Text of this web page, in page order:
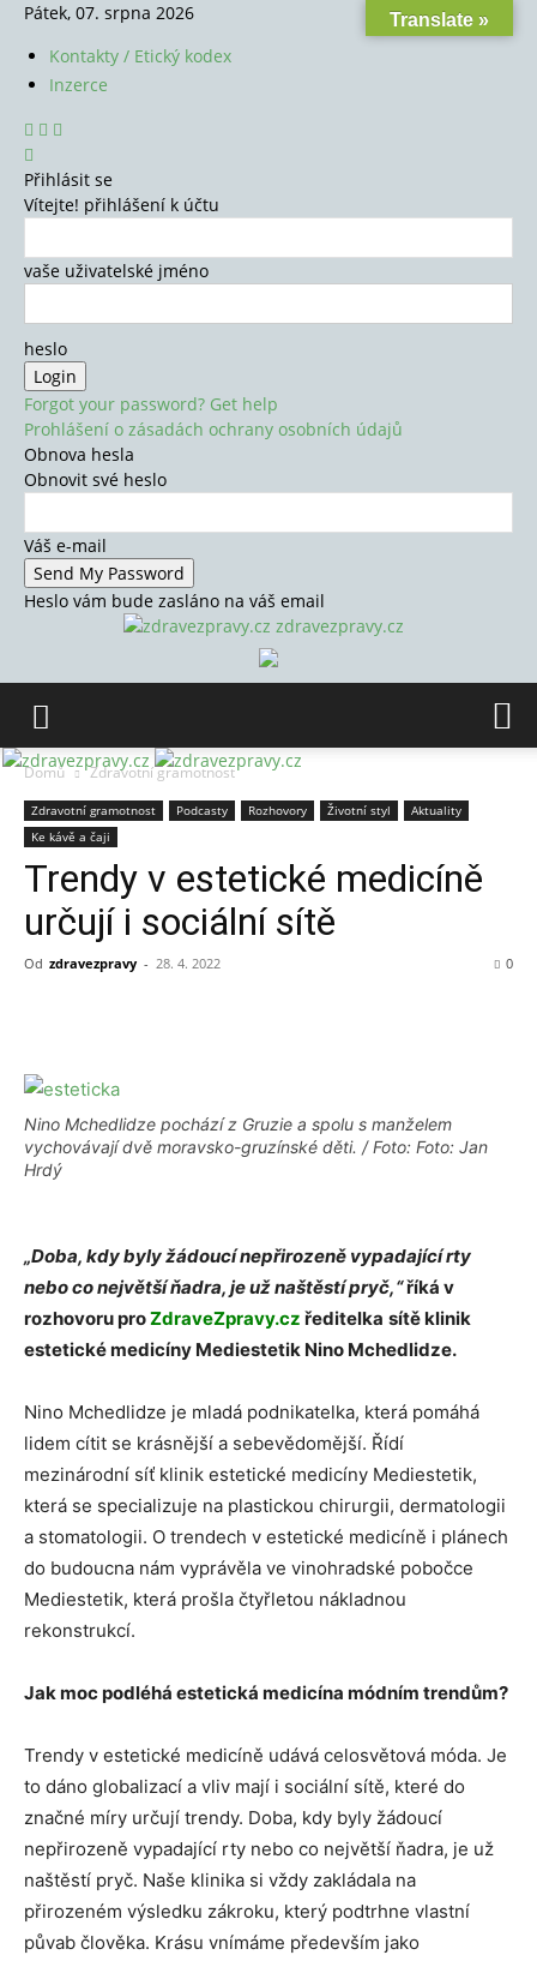
Pátek, 07. srpna 2026
Kontakty / Etický kodex
Inzerce
Přihlásit se
Vítejte! přihlášení k účtu
vaše uživatelské jméno
heslo
Forgot your password? Get help
Prohlášení o zásadách ochrany osobních údajů
Obnova hesla
Obnovit své heslo
Váš e-mail
Heslo vám bude zasláno na váš email
zdravezpravy.cz
Domů Zdravotní gramotnost
Zdravotní gramotnost Podcasty Rozhovory Životní styl
Aktuality
Ke kávě a čaji
Trendy v estetické medicíně
určují i sociální sítě
Od zdravezpravy - 28. 4. 2022 0
Nino Mchedlidze pochází z Gruzie a spolu s manželem
vychovávají dvě moravsko-gruzínské děti. / Foto: Foto: Jan
Hrdý
„Doba, kdy byly žádoucí nepřirozeně vypadající rty
nebo co největší ňadra, je už naštěstí pryč,“říká v
rozhovoru proZdraveZpravy.cz ředitelka sítě klinik
estetické medicíny Mediestetik Nino Mchedlidze.
Nino Mchedlidze je mladá podnikatelka, která pomáhá
lidem cítit se krásnější a sebevědomější. Řídí
mezinárodní síť klinik estetické medicíny Mediestetik,
která se specializuje na plastickou chirurgii, dermatologii
a stomatologii. O trendech v estetické medicíně i plánech
do budoucna nám vyprávěla ve vinohradské pobočce
Mediestetik, která prošla čtyřletou nákladnou
rekonstrukcí.
Jak moc podléhá estetická medicína módním trendům?
Trendy v estetické medicíně udává celosvětová móda. Je
to dáno globalizací a vliv mají i sociální sítě, které do
značné míry určují trendy. Doba, kdy byly žádoucí
nepřirozeně vypadající rty nebo co největší ňadra, je už
naštěstí pryč. Naše klinika si vždy zakládala na
přirozeném výsledku zákroku, který podtrhne vlastní
půvab člověka. Krásu vnímáme především jako
Translate »